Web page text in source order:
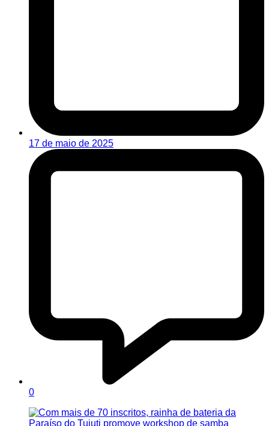
17 de maio de 2025
0